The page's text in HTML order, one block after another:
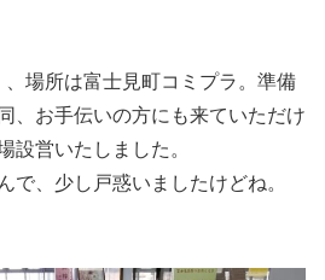
場所は富士見町コミプラ。準備
、お手伝いの方にも来ていただけ
設営いたしました。
で、少し戸惑いましたけどね。